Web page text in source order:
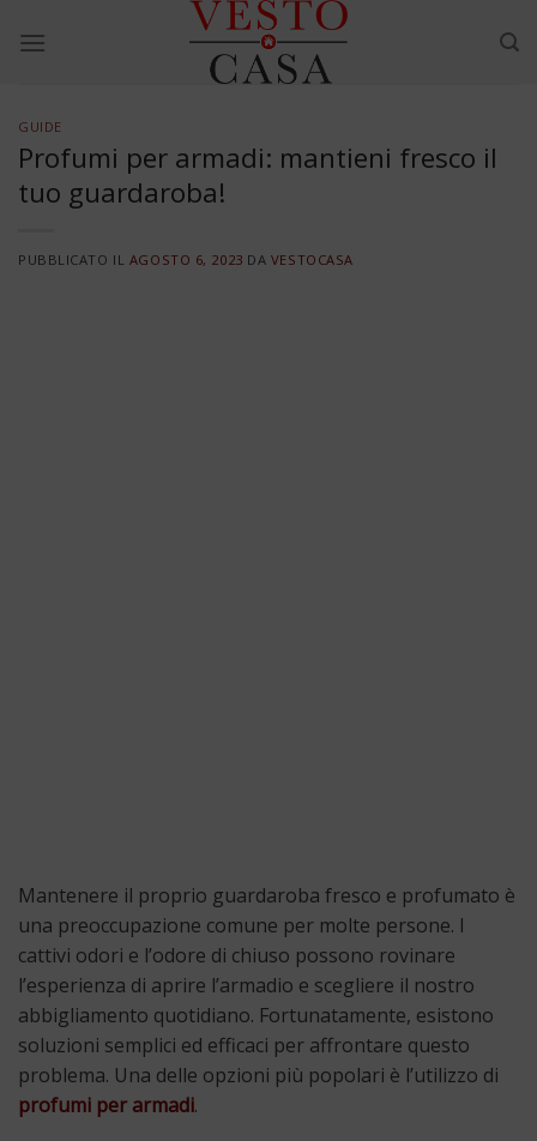
GUIDE
Profumi per armadi: mantieni fresco il
tuo guardaroba!
PUBBLICATO IL AGOSTO 6, 2023 DA VESTOCASA
Mantenere il proprio guardaroba fresco e profumato è
una preoccupazione comune per molte persone. I
cattivi odori e l’odore di chiuso possono rovinare
l’esperienza di aprire l’armadio e scegliere il nostro
abbigliamento quotidiano. Fortunatamente, esistono
soluzioni semplici ed efficaci per affrontare questo
problema. Una delle opzioni più popolari è l’utilizzo di
profumi per armadi.